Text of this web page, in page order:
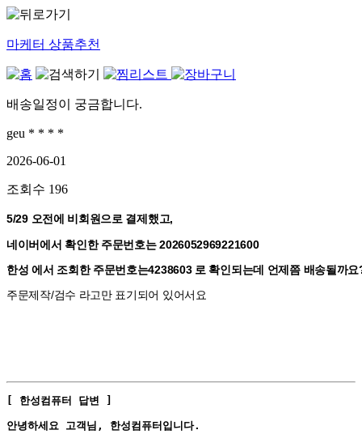
마케터 상품추천
배송일정이 궁금합니다.
geu * * * *
2026-06-01
조회수 196
5/29 오전에 비회원으로 결제했고,
네이버에서 확인한 주문번호는 2026052969221600
한성 에서 조회한 주문번호는4238603 로 확인되는데 언제쯤 배송될까요
주문제작/검수 라고만 표기되어 있어서요
[ 한성컴퓨터 답변 ]
안녕하세요 고객님, 한성컴퓨터입니다.